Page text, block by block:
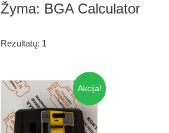
Žyma: BGA Calculator
Rezultatų: 1
Akcija!